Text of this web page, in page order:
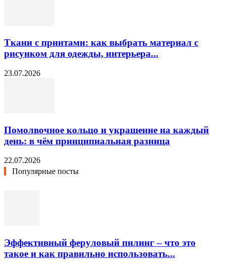
Ткани с принтами: как выбрать материал с
рисунком для одежды, интерьера...
23.07.2026
Помолвочное кольцо и украшение на каждый
день: в чём принципиальная разница
22.07.2026
Популярные посты
Эффективный феруловый пилинг – что это
такое и как правильно использовать...